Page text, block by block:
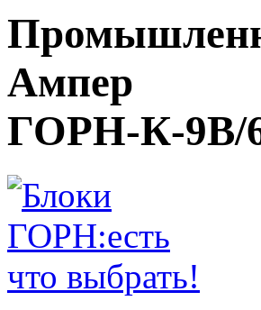
Ампер
ГОРН-К-9В/